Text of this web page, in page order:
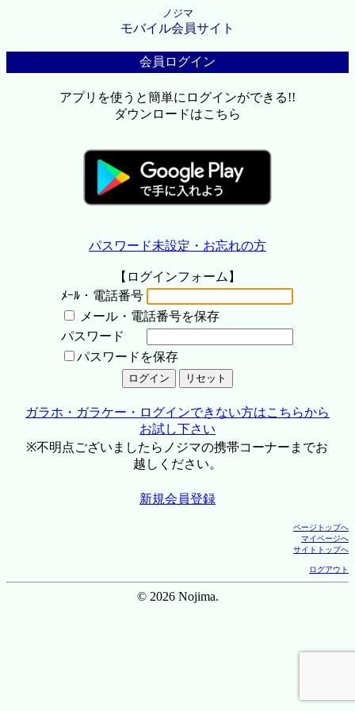
ノジマ
モバイル会員サイト
会員ログイン
アプリを使うと簡単にログインができる!!
ダウンロードはこちら
パスワード未設定・お忘れの方
【ログインフォーム】
ﾒｰﾙ・電話番号
メール・電話番号を保存
パスワード
パスワードを保存
ガラホ・ガラケー・ログインできない方はこちらから
お試し下さい
※不明点ございましたらノジマの携帯コーナーまでお
越しください。
新規会員登録
ページトップへ
マイページへ
サイトトップへ
ログアウト
© 2026 Nojima.